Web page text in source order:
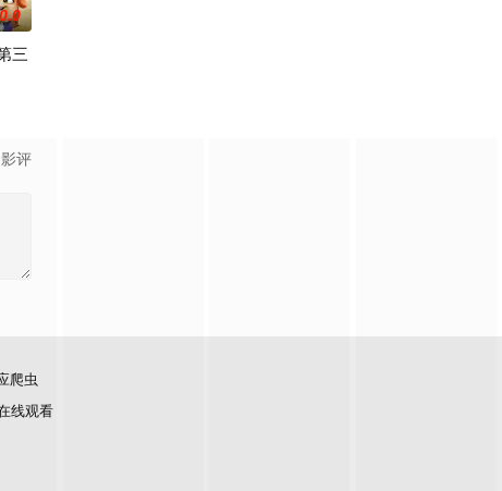
时间点遭遇袭击——如今，1990年代。天启发威，大战来临。
三
评
爬虫
线观看